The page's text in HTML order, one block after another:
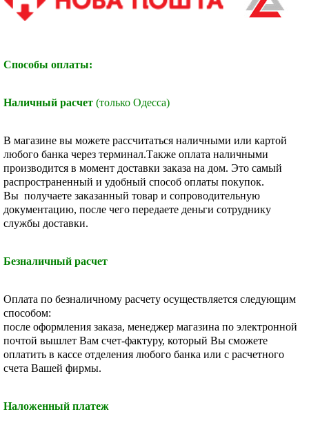
Способы оплаты:
Наличный расчет (только Одесса)
В магазине вы можете рассчитаться наличными или картой
любого банка через терминал.Также оплата наличными
производится в момент доставки заказа на дом. Это самый
распространенный и удобный способ оплаты покупок.
Вы получаете заказанный товар и сопроводительную
документацию, после чего передаете деньги сотруднику
службы доставки.
Безналичный расчет
Оплата по безналичному расчету осуществляется следующим
способом:
после оформления заказа, менеджер магазина по электронной
почтой вышлет Вам счет-фактуру, который Вы сможете
оплатить в кассе отделения любого банка или с расчетного
счета Вашей фирмы.
Наложенный платеж